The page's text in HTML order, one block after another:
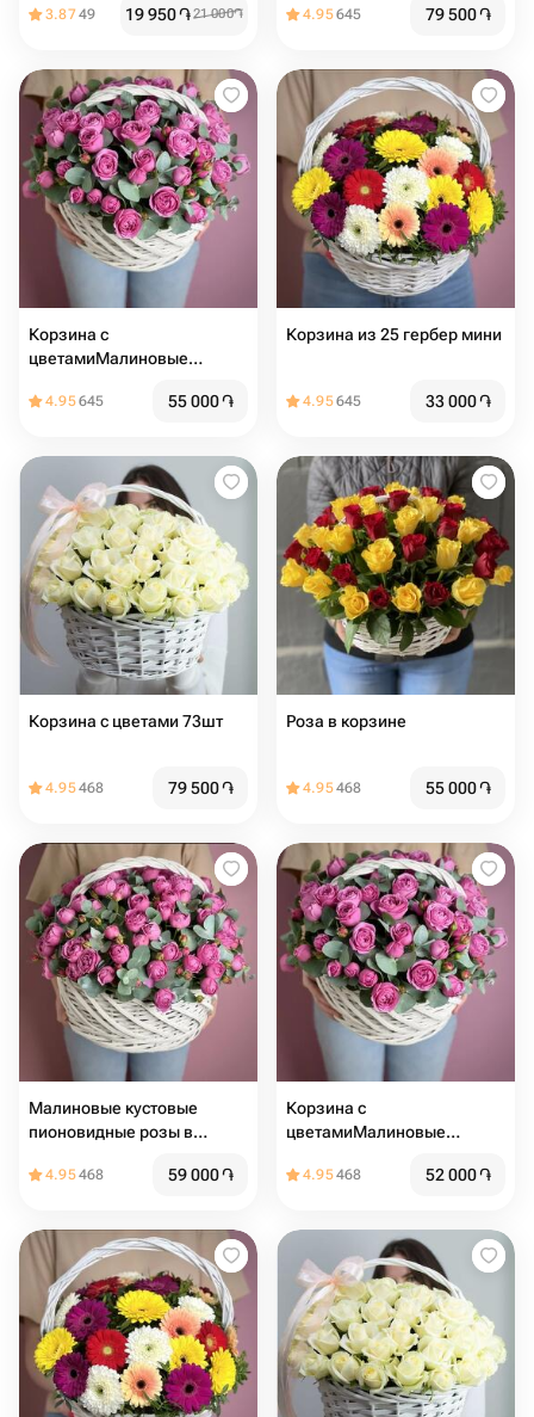
3.8749 19 950֏21 000֏ 4.95645 79 500֏
Корзина с
цветамиМалиновые
розы в корзине
4.95645 55 000֏
Корзина из 25 гербер мини
4.95645 33 000֏
Корзина с цветами 73шт
4.95468 79 500֏
Роза в корзине
4.95468 55 000֏
Малиновые кустовые
пионовидные розы в
4.95468 59 000֏
Корзина с
цветамиМалиновые
розы в корзине
4.95468 52 000֏